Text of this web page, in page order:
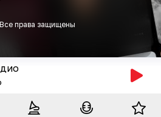
Все права защищены